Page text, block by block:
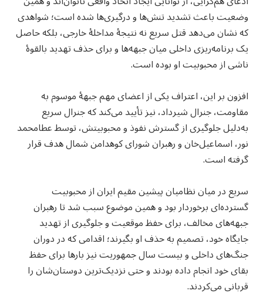
وضعیت باعث تشدید تنش‌ها و درگیری‌ها شده است؛ شواهدی
که نشان می‌دهد قتل سریع نه نتیجهٔ مداخلهٔ خارجی، بلکه حاصل
یک برنامه‌ریزی داخلی میان جبهه‌ها و برای حذف تهدید بالقوهٔ
ناشی از محبوبیت او بوده است.
افزون بر این، اعتراف یکی از اعضای مهم جبههٔ موسوم به
مقاومت، جنرال شیرداد، نیز تأیید می‌کند که جنرال سریع
به‌دلیل جلوگیری از گسترش نفوذ و محبوبیتش، توسط عطامحمد
نور، اسماعیل‌خان و رهبران شورای کوهدامن شمال هدف قرار
گرفته است.
سریع در میان نظامیان پیشین مقیم ایران از محبوبیت
گسترده‌ای برخوردار بود و همین موضوع سبب شد تا رهبران
جبهه‌های مخالف، برای حفظ موقعیت و جلوگیری از تهدید
جایگاه خود، تصمیم به حذف او بگیرند؛ اقدامی که در دوران
جنگ‌های داخلی و بیست سال جمهوریت نیز بارها برای حفظ
بقای خود انجام داده بودند و حتی نزدیک‌ترین دوستان‌شان را
قربانی می‌کردند.